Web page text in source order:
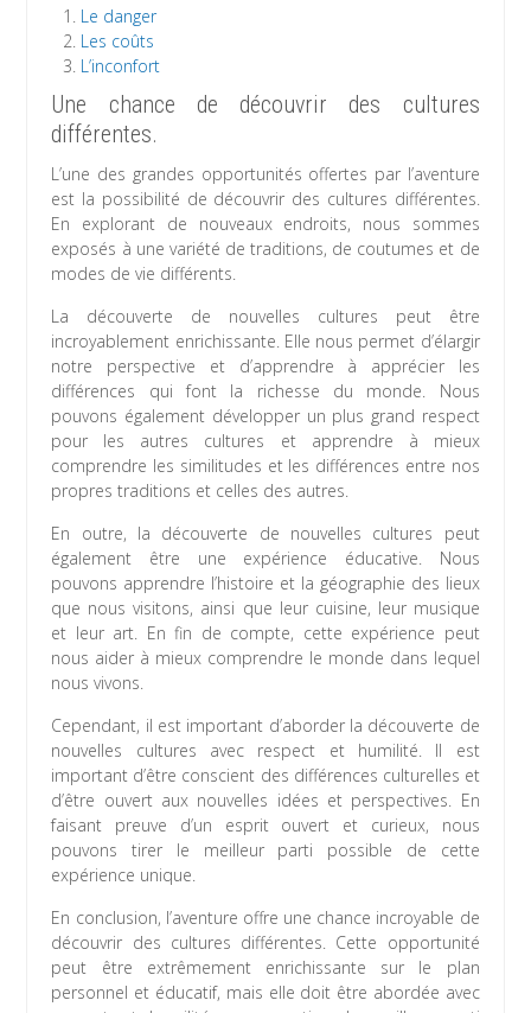
Le danger
Les coûts
L’inconfort
Une chance de découvrir des cultures
différentes.
L’une des grandes opportunités offertes par l’aventure
est la possibilité de découvrir des cultures différentes.
En explorant de nouveaux endroits, nous sommes
exposés à une variété de traditions, de coutumes et de
modes de vie différents.
La découverte de nouvelles cultures peut être
incroyablement enrichissante. Elle nous permet d’élargir
notre perspective et d’apprendre à apprécier les
différences qui font la richesse du monde. Nous
pouvons également développer un plus grand respect
pour les autres cultures et apprendre à mieux
comprendre les similitudes et les différences entre nos
propres traditions et celles des autres.
En outre, la découverte de nouvelles cultures peut
également être une expérience éducative. Nous
pouvons apprendre l’histoire et la géographie des lieux
que nous visitons, ainsi que leur cuisine, leur musique
et leur art. En fin de compte, cette expérience peut
nous aider à mieux comprendre le monde dans lequel
nous vivons.
Cependant, il est important d’aborder la découverte de
nouvelles cultures avec respect et humilité. Il est
important d’être conscient des différences culturelles et
d’être ouvert aux nouvelles idées et perspectives. En
faisant preuve d’un esprit ouvert et curieux, nous
pouvons tirer le meilleur parti possible de cette
expérience unique.
En conclusion, l’aventure offre une chance incroyable de
découvrir des cultures différentes. Cette opportunité
peut être extrêmement enrichissante sur le plan
personnel et éducatif, mais elle doit être abordée avec